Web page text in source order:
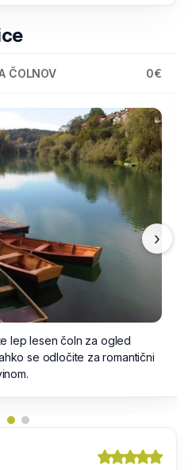
›
vrst piv (več kot 20
Nizozemske, Amerike,